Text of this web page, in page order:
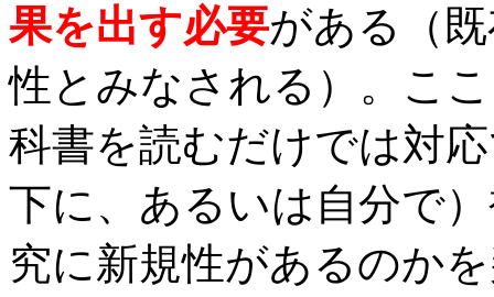
果を出す必要がある（
性とみなされる）。こ
科書を読むだけでは対
下に、あるいは自分で
究に新規性があるのか